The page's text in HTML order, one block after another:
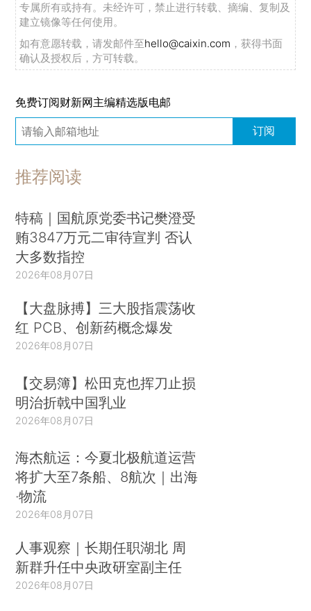
专属所有或持有。未经许可，禁止进行转载、摘编、复制及
建立镜像等任何使用。
如有意愿转载，请发邮件至hello@caixin.com ，获得书面
确认及授权后，方可转载。
免费订阅财新网主编精选版电邮
订阅
推荐阅读
特稿｜国航原党委书记樊澄受
贿3847万元二审待宣判 否认
大多数指控
2026年08月07日
【大盘脉搏】三大股指震荡收
红 PCB、创新药概念爆发
2026年08月07日
【交易簿】松田克也挥刀止损
明治折戟中国乳业
2026年08月07日
海杰航运：今夏北极航道运营
将扩大至7条船、8航次｜出海
·物流
2026年08月07日
人事观察｜长期任职湖北 周
新群升任中央政研室副主任
2026年08月07日